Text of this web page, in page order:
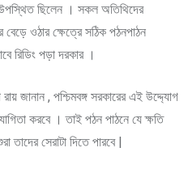
উপস্থিত ছিলেন । সকল অতিথিদের
ওঠার ক্ষেত্রে সঠিক পঠনপাঠন
রিডিং পড়া দরকার ।
জানান , পশ্চিমবঙ্গ সরকারের এই উদ্দ‍্যোগ
করবে । তাই পঠন পাঠনে যে ক্ষতি
তাদের সেরাটা দিতে পারবে |